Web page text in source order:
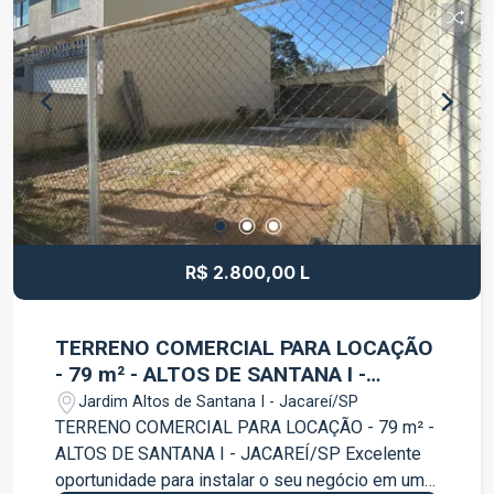
moradia ou investimento. A localização em
Igaratá proporciona qualidade de vida, belas
paisagens e fácil acesso às principais vias da
região, sendo ideal para quem deseja fugir da
rotina das grandes cidades sem abrir mão da
praticidade. Entre em contato para mais
informações e agende uma visita! Aproveite esta
excelente oportunidade de investimento em uma
das regiões mais procuradas para lazer e
R$ 2.800,00 L
TERRENO COMERCIAL PARA LOCAÇÃO
- 79 m² - ALTOS DE SANTANA I -
JACAREÍ/SP
Jardim Altos de Santana I - Jacareí/SP
TERRENO COMERCIAL PARA LOCAÇÃO - 79 m² -
ALTOS DE SANTANA I - JACAREÍ/SP Excelente
oportunidade para instalar o seu negócio em uma